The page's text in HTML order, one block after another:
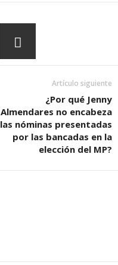
Artículo siguiente
¿Por qué Jenny
Almendares no encabeza
las nóminas presentadas
por las bancadas en la
elección del MP?